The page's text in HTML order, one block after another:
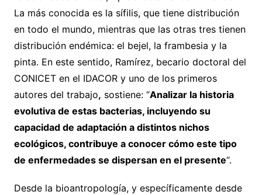
La más conocida es la sífilis, que tiene distribución
en todo el mundo, mientras que las otras tres tienen
distribución endémica: el bejel, la frambesia y la
pinta. En este sentido, Ramírez, becario doctoral del
CONICET en el IDACOR y uno de los primeros
autores del trabajo, sostiene: “Analizar la historia
evolutiva de estas bacterias, incluyendo su
capacidad de adaptación a distintos nichos
ecológicos, contribuye a conocer cómo este tipo
de enfermedades se dispersan en el presente“.
Desde la bioantropología, y específicamente desde